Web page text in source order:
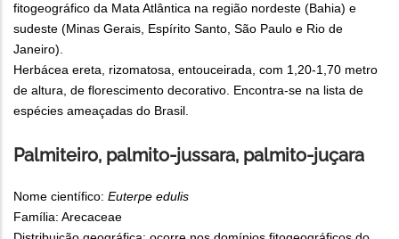
fitogeográfico da Mata Atlântica na região nordeste (Bahia) e
sudeste (Minas Gerais, Espírito Santo, São Paulo e Rio de
Janeiro).
Herbácea ereta, rizomatosa, entouceirada, com 1,20-1,70 metro
de altura, de florescimento decorativo. Encontra-se na lista de
espécies ameaçadas do Brasil.
Palmiteiro, palmito-jussara, palmito-juçara
Nome científico: Euterpe edulis
Família: Arecaceae